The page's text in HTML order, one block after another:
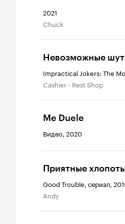
2021
Chuck
Невозможные
Impractical Jokers: The
Cashier - Rest Shop
Me Duele
Видео, 2020
Приятные
Good Trouble, сериал,
Andy